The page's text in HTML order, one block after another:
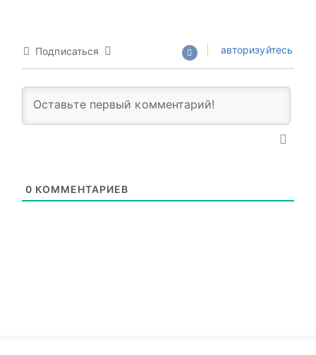
Подписаться авторизуйтесь
0 КОММЕНТАРИЕВ